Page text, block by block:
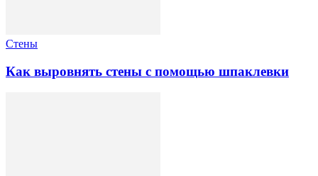
Стены
Как выровнять стены с помощью шпаклевки